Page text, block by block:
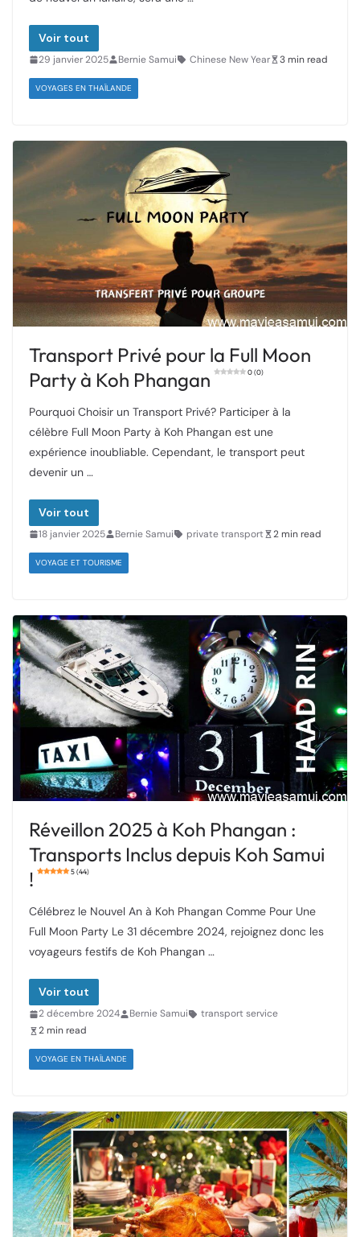
Voir tout
29 janvier 2025 Bernie Samui Chinese New Year 3 min read
VOYAGES EN THAÏLANDE
Transport Privé pour la Full Moon
Party à Koh Phangan
0 (0)
Pourquoi Choisir un Transport Privé? Participer à la
célèbre Full Moon Party à Koh Phangan est une
expérience inoubliable. Cependant, le transport peut
devenir un …
Voir tout
18 janvier 2025 Bernie Samui private transport 2 min read
VOYAGE ET TOURISME
Réveillon 2025 à Koh Phangan :
Transports Inclus depuis Koh Samui
!
5 (44)
Célébrez le Nouvel An à Koh Phangan Comme Pour Une
Full Moon Party Le 31 décembre 2024, rejoignez donc les
voyageurs festifs de Koh Phangan …
Voir tout
2 décembre 2024 Bernie Samui
transport service
2 min read
VOYAGE EN THAÏLANDE